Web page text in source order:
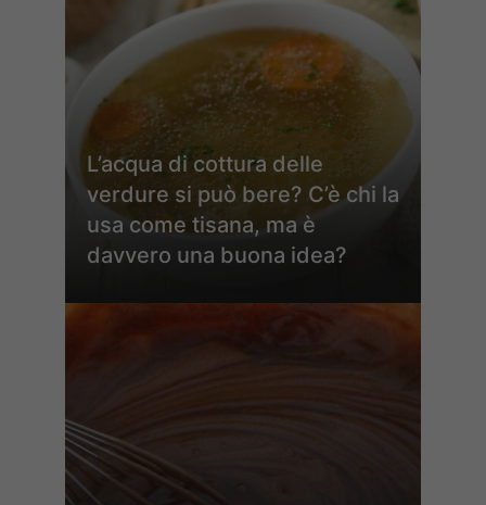
L’acqua di cottura delle
verdure si può bere? C’è chi la
usa come tisana, ma è
davvero una buona idea?